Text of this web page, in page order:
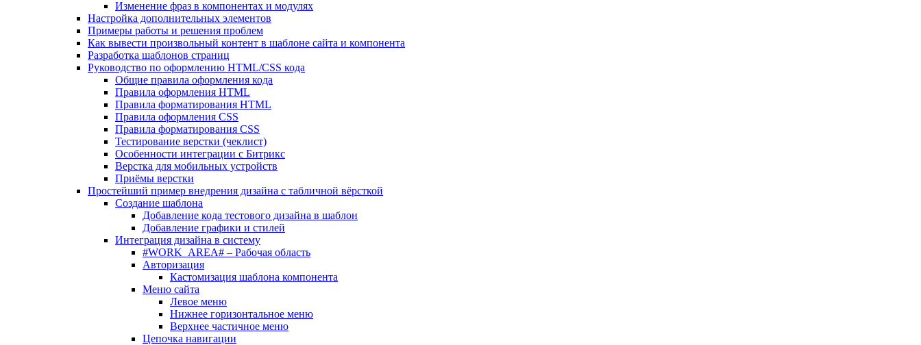
Изменение фраз в компонентах и модулях
Настройка дополнительных элементов
Примеры работы и решения проблем
Как вывести произвольный контент в шаблоне сайта и компонента
Разработка шаблонов страниц
Руководство по оформлению HTML/CSS кода
Общие правила оформления кода
Правила оформления HTML
Правила форматирования HTML
Правила оформления CSS
Правила форматирования CSS
Тестирование верстки (чеклист)
Особенности интеграции с Битрикс
Верстка для мобильных устройств
Приёмы верстки
Простейший пример внедрения дизайна с табличной вёрсткой
Создание шаблона
Добавление кода тестового дизайна в шаблон
Добавление графики и стилей
Интеграция дизайна в систему
#WORK_AREA# – Рабочая область
Авторизация
Кастомизация шаблона компонента
Меню сайта
Левое меню
Нижнее горизонтальное меню
Верхнее частичное меню
Цепочка навигации